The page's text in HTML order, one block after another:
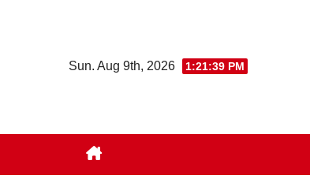
Sun. Aug 9th, 2026 1:21:40 PM